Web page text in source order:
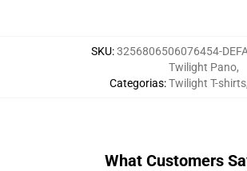
SKU:3256806506076454-
Categorias:
Twilight Pano,
Twilight T-shirts
What Customers